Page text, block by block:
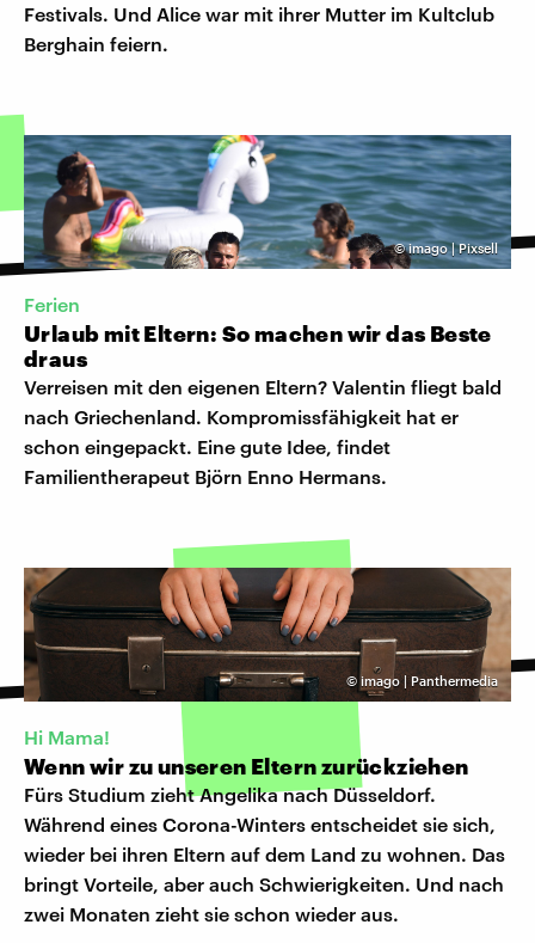
Festivals. Und Alice war mit ihrer Mutter im Kultclub
Berghain feiern.
©imago | Pixsell
Ferien
Urlaub mit Eltern: So machen wir das Beste
draus
Verreisen mit den eigenen Eltern? Valentin fliegt bald
nach Griechenland. Kompromissfähigkeit hat er
schon eingepackt. Eine gute Idee, findet
Familientherapeut Björn Enno Hermans.
© imago | Panthermedia
Hi Mama!
Wenn wir zu unseren Eltern zurückziehen
Fürs Studium zieht Angelika nach Düsseldorf.
Während eines Corona-Winters entscheidet sie sich,
wieder bei ihren Eltern auf dem Land zu wohnen. Das
bringt Vorteile, aber auch Schwierigkeiten. Und nach
zwei Monaten zieht sie schon wieder aus.